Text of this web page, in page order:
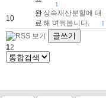
1
10
완
료
상속재산분할에 대
해 여쭤봅니다.
1
글쓰기
12